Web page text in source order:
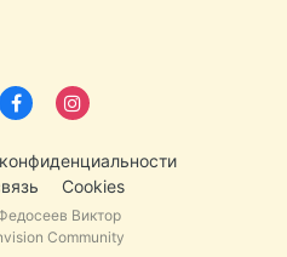
Cookies
Виктор
Community